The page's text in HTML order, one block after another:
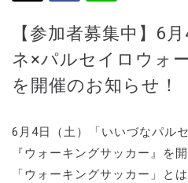
【参加者募集中】6
ネ×パルセイロウォ
を開催のお知らせ！
6月4日（土）「いいづなパル
『ウォーキングサッカー』を
「ウォーキングサッカー」と